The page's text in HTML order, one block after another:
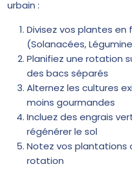
urbain :
Divisez vos plantes
(Solanacées,
Planifiez une rotation
des bacs séparés
Alternez les cultures
moins gourmandes
Incluez des engrais
régénérer le sol
Notez vos plantations
rotation